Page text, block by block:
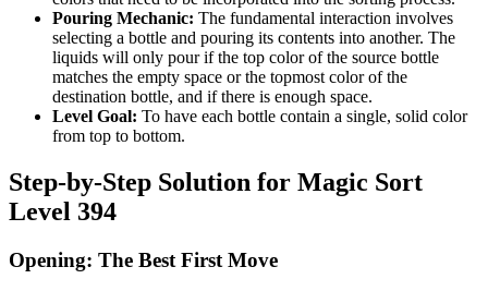
Pouring Mechanic: The fundamental interaction involves
selecting a bottle and pouring its contents into another. The
liquids will only pour if the top color of the source bottle
matches the empty space or the topmost color of the
destination bottle, and if there is enough space.
Level Goal: To have each bottle contain a single, solid color
from top to bottom.
Step-by-Step Solution for Magic Sort
Level 394
Opening: The Best First Move